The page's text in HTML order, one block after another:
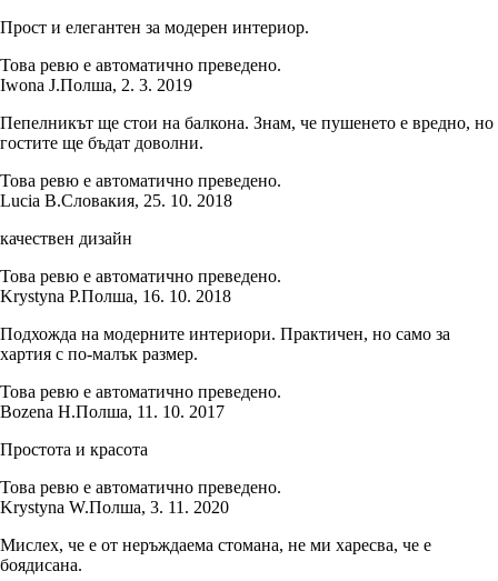
Прост и елегантен за модерен интериор.
Това ревю е автоматично преведено.
Iwona J.Полша, 2. 3. 2019
Пепелникът ще стои на балкона. Знам, че пушенето е вредно, но
гостите ще бъдат доволни.
Това ревю е автоматично преведено.
Lucia B.Словакия, 25. 10. 2018
качествен дизайн
Това ревю е автоматично преведено.
Krystyna P.Полша, 16. 10. 2018
Подхожда на модерните интериори. Практичен, но само за
хартия с по-малък размер.
Това ревю е автоматично преведено.
Bozena H.Полша, 11. 10. 2017
Простота и красота
Това ревю е автоматично преведено.
Krystyna W.Полша, 3. 11. 2020
Мислех, че е от неръждаема стомана, не ми харесва, че е
боядисана.